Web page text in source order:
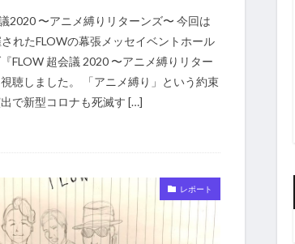
2020 〜アニメ縛りリターンズ〜 今回は
れたFLOWの幕張メッセイベントホール
FLOW 超会議 2020 〜アニメ縛りリター
聴しました。 「アニメ縛り」という約束
で新型コロナも死滅す […]
レポート